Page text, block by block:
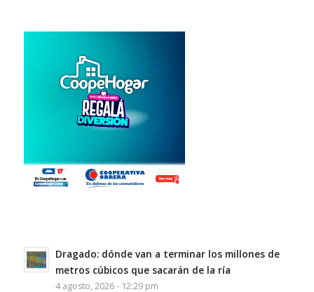
Dragado: dónde van a terminar los millones de
metros cúbicos que sacarán de la ría
4 agosto, 2026 - 12:29 pm